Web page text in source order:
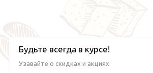
Будьте всегда в курсе!
Узавайте о скидках и акциях